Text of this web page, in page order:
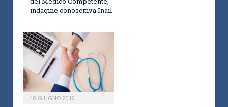
indagine conoscitiva Inail
18 GIUGNO 2019